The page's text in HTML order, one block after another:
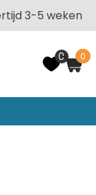
3-5 weken
0 0